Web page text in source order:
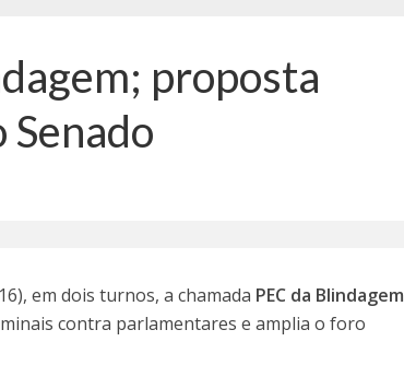
proposta
Senado
em dois turnos, a chamada PEC da Blindagem
contra parlamentares e amplia o foro